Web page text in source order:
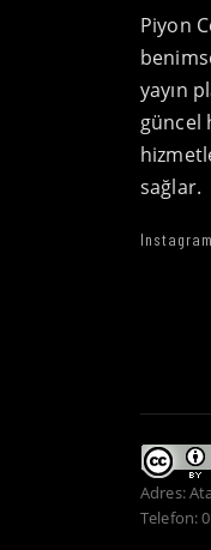
Piyon
yayın
güncel
sağlar.
Instagram
Adres:
Telefon: